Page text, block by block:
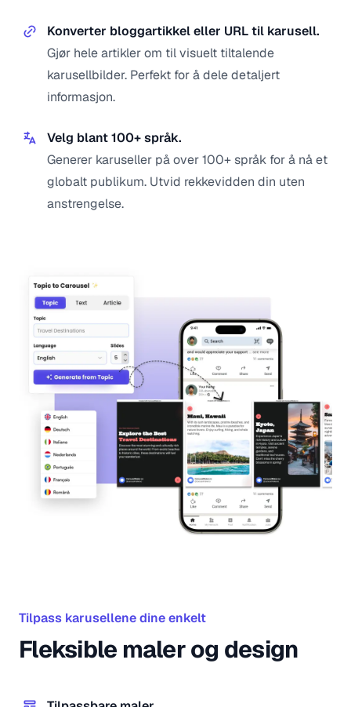
Konverter bloggartikkel eller URL til karusell.
Gjør hele artikler om til visuelt tiltalende
karusellbilder. Perfekt for å dele detaljert
informasjon.
Velg blant 100+ språk.
Generer karuseller på over 100+ språk for å nå et
globalt publikum. Utvid rekkevidden din uten
anstrengelse.
Tilpass karusellene dine enkelt
Fleksible maler og design